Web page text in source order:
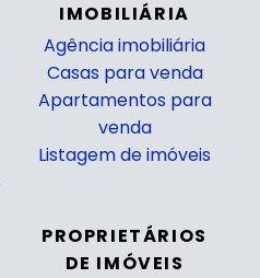
IMOBILIÁRIA
Agência imobiliária
Casas para venda
Apartamentos para
venda
Listagem de imóveis
PROPRIETÁRIOS
DE IMÓVEIS